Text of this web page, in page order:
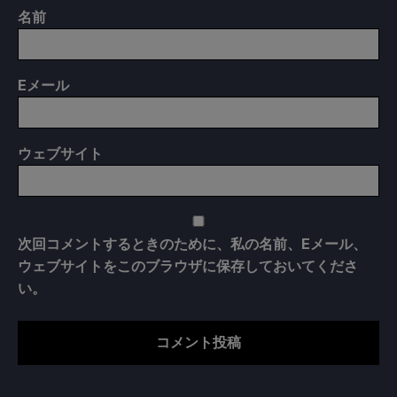
名前
E メール
ウェブサイト
次回コメントするときのために、私の名前、Eメール、
ウェブサイトをこのブラウザに保存しておいてくださ
い。